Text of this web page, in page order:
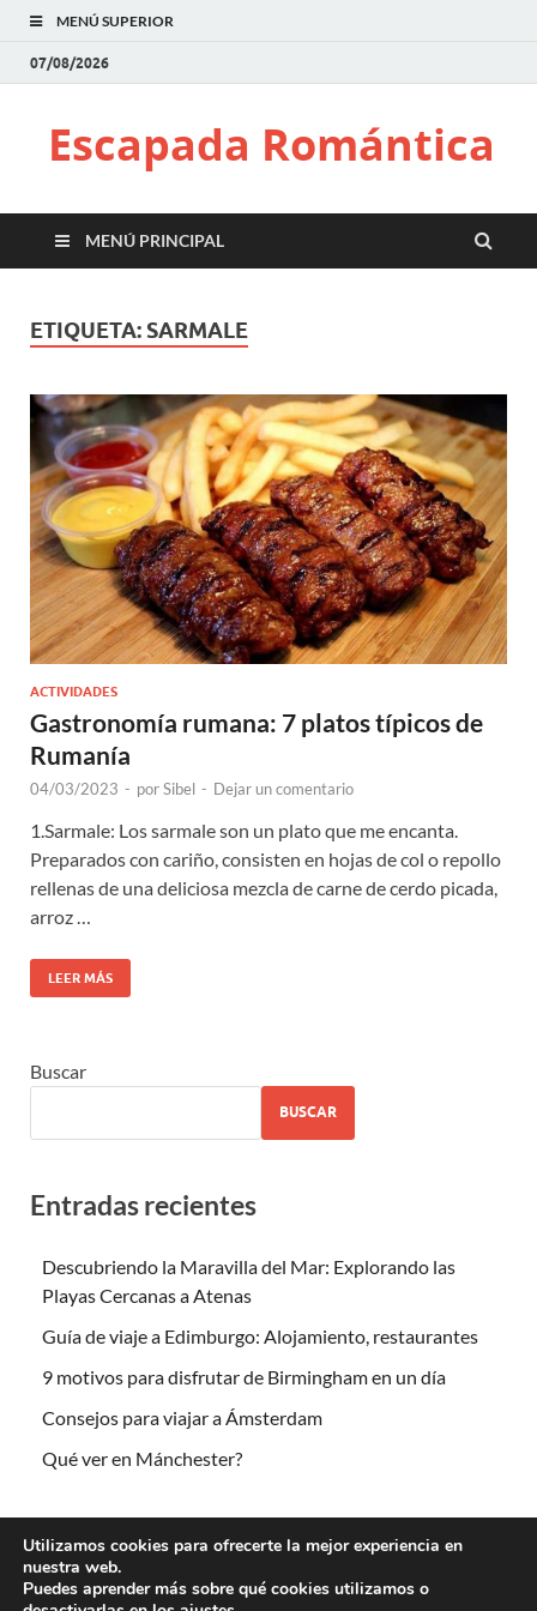
MENÚ SUPERIOR
07/08/2026
Escapada Romántica
MENÚ PRINCIPAL
ETIQUETA: SARMALE
ACTIVIDADES
Gastronomía rumana: 7 platos típicos de
Rumanía
04/03/2023 - porSibel - Dejar un comentario
1.Sarmale: Los sarmale son un plato que me encanta.
Preparados con cariño, consisten en hojas de col o repollo
rellenas de una deliciosa mezcla de carne de cerdo picada,
arroz …
LEER MÁS
Buscar
BUSCAR
Entradas recientes
Descubriendo la Maravilla del Mar: Explorando las
Playas Cercanas a Atenas
Guía de viaje a Edimburgo: Alojamiento, restaurantes
9 motivos para disfrutar de Birmingham en un día
Consejos para viajar a Ámsterdam
Qué ver en Mánchester?
Utilizamos cookies para ofrecerte la mejor experiencia en
nuestra web.
Puedes aprender más sobre qué cookies utilizamos o